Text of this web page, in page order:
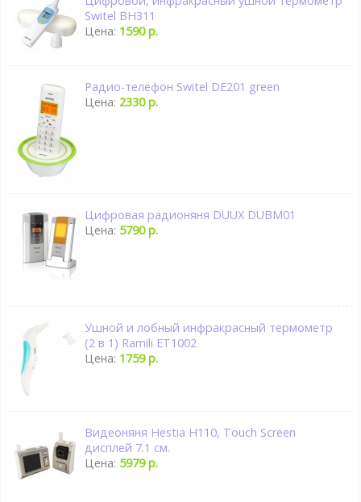
Switel BH311
Цена: 1590 р.
Радио-телефон Switel DE201 green
Цена: 2330 р.
Цифровая радионяня DUUX DUBM01
Цена: 5790 р.
Ушной и лобный инфракрасный термометр
(2 в 1) Ramili ET1002
Цена: 1759 р.
Видеоняня Hestia H110, Touch Screen
дисплей 7.1 см.
Цена: 5979 р.